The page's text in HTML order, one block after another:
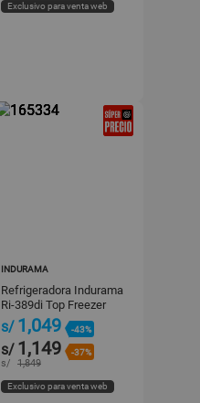
Exclusivo para venta web
INDURAMA
Refrigeradora Indurama
Ri-389di Top Freezer
246L Croma
s/ 1,049 -43%
s/ 1,149 -37%
s/ 1,849
Exclusivo para venta web